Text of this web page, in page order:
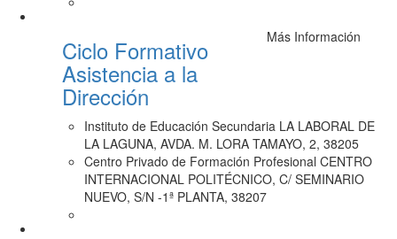
Ciclo Formativo
Asistencia a la
Dirección
Más Información
Instituto de Educación Secundaria LA LABORAL DE
LA LAGUNA, AVDA. M. LORA TAMAYO, 2, 38205
Centro Privado de Formación Profesional CENTRO
INTERNACIONAL POLITÉCNICO, C/ SEMINARIO
NUEVO, S/N -1ª PLANTA, 38207